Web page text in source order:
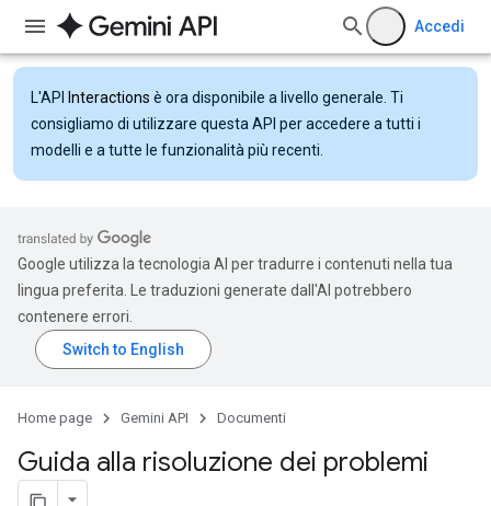
Accedi
L'API Interactions è ora disponibile a livello generale. Ti
consigliamo di utilizzare questa API per accedere a tutti i
modelli e a tutte le funzionalità più recenti.
Google utilizza la tecnologia AI per tradurre i contenuti nella tua
lingua preferita. Le traduzioni generate dall'AI potrebbero
contenere errori.
Home page Gemini API Documenti
Guida alla risoluzione dei problemi